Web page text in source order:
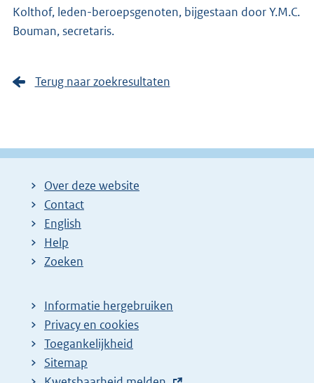
Kolthof, leden-beroepsgenoten, bijgestaan door Y.M.C.
Bouman, secretaris.
Terug naar zoekresultaten
Over deze website
Contact
English
Help
Zoeken
Informatie hergebruiken
Privacy en cookies
Toegankelijkheid
Sitemap